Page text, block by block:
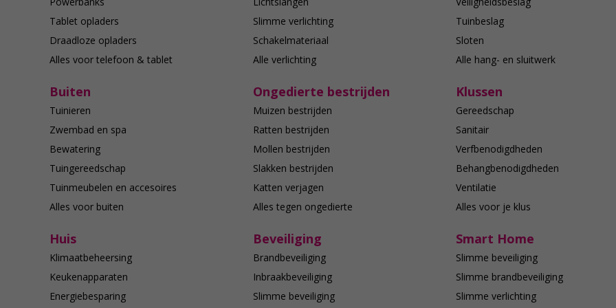
Tablet opladers
Draadloze opladers
Alles voor telefoon & tablet
Slimme verlichting
Schakelmateriaal
Alle verlichting
Tuinbeslag
Sloten
Alle hang- en sluitwerk
Buiten
Tuinieren
Zwembad en spa
Bewatering
Tuingereedschap
Tuinmeubelen en accesoires
Alles voor buiten
Ongedierte bestrijden
Muizen bestrijden
Ratten bestrijden
Mollen bestrijden
Slakken bestrijden
Katten verjagen
Alles tegen ongedierte
Klussen
Gereedschap
Sanitair
Verfbenodigdheden
Behangbenodigdheden
Ventilatie
Alles voor je klus
Huis
Klimaatbeheersing
Keukenapparaten
Energiebesparing
Beveiliging
Brandbeveiliging
Inbraakbeveiliging
Slimme beveiliging
Smart Home
Slimme beveiliging
Slimme brandbeveiliging
Slimme verlichting